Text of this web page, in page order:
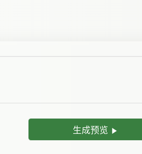
生成预览